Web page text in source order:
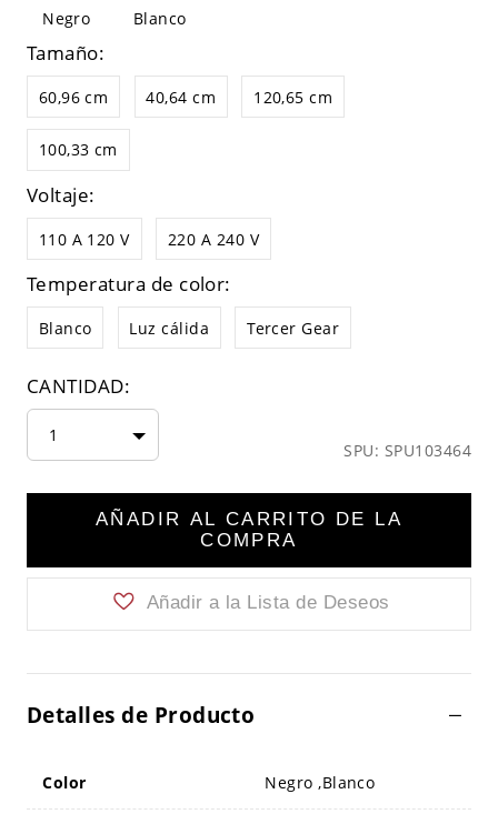
Negro Blanco
Tamaño:
60,96 cm 40,64 cm 120,65 cm
100,33 cm
Voltaje:
110 A 120 V 220 A 240 V
Temperatura de color:
Blanco Luz cálida Tercer Gear
CANTIDAD:
1
SPU: SPU103464
AÑADIR AL CARRITO DE LA
COMPRA
Añadir a la Lista de Deseos
Detalles de Producto
Color Negro ,Blanco